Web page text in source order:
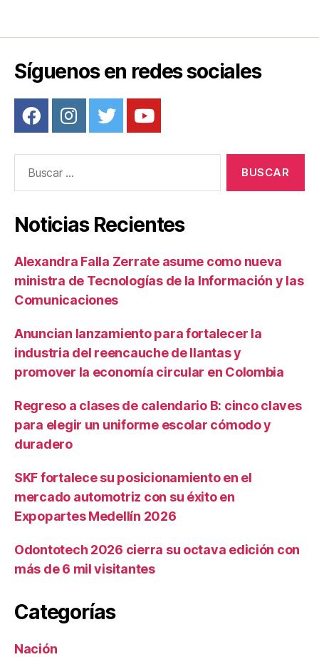
Síguenos en redes sociales
Noticias Recientes
Alexandra Falla Zerrate asume como nueva
ministra de Tecnologías de la Información y las
Comunicaciones
Anuncian lanzamiento para fortalecer la
industria del reencauche de llantas y
promover la economía circular en Colombia
Regreso a clases de calendario B: cinco claves
para elegir un uniforme escolar cómodo y
duradero
SKF fortalece su posicionamiento en el
mercado automotriz con su éxito en
Expopartes Medellín 2026
Odontotech 2026 cierra su octava edición con
más de 6 mil visitantes
Categorías
Nación